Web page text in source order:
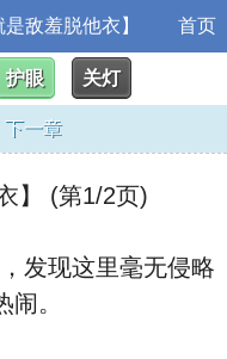
敌羞脱他衣】 首页
护眼 关灯
下一章
】 (第1/2页)
现这里毫无侵略
。